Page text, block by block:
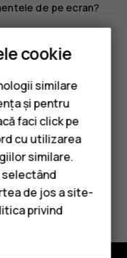
de pe ecran?
pentru a ajusta
cookie
similare
și pentru
faci click pe
cu utilizarea
similare.
de jos a site-
privind